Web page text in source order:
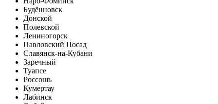
Будённовск
Донской
Полевской
Лениногорск
Павловский Посад
Славянск-на-Кубани
Заречный
Туапсе
Россошь
Кумертау
Лабинск